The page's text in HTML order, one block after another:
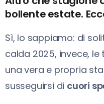
bollente estate.
Sì, lo sappiamo: di
calda 2025, invece,
una vera e propria
susseguirsi di cuori